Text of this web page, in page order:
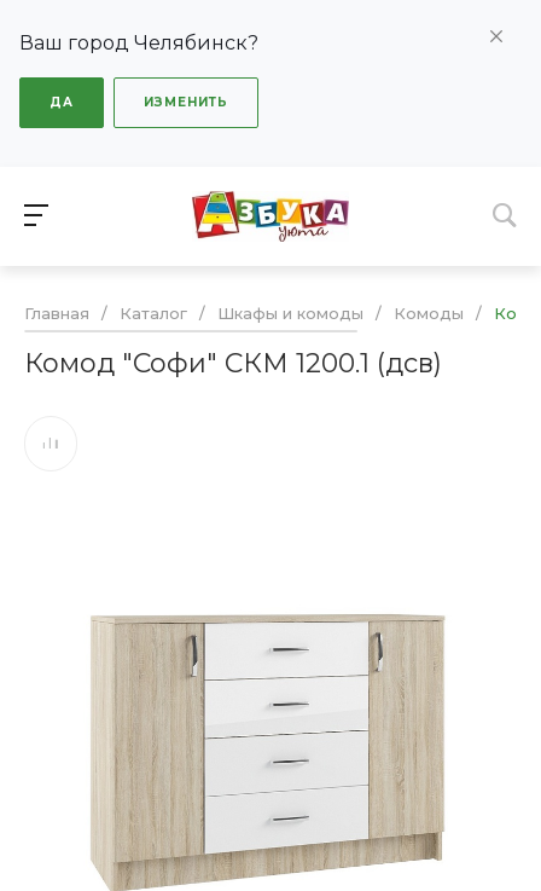
Ваш город Челябинск?
ДА ИЗМЕНИТЬ
Главная / Каталог / Шкафы и комоды / Комоды /
Комод "Софи" СКМ 1200.1 (дсв)